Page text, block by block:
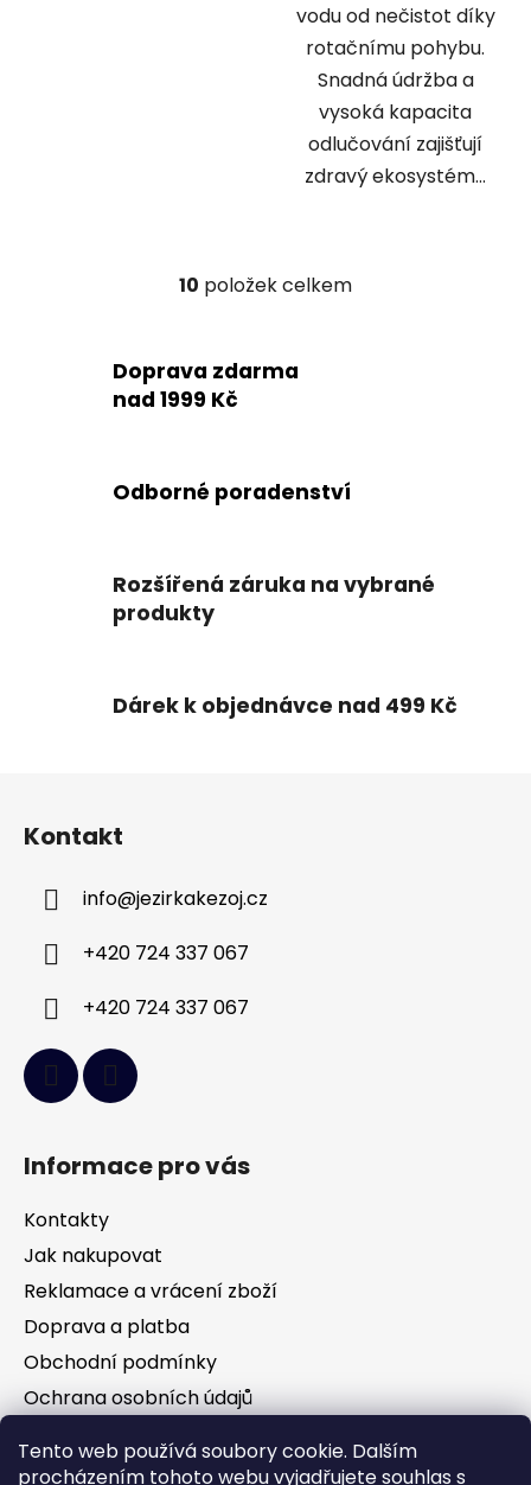
Tento web používá soubory cookie. Dalším
procházením tohoto webu vyjadřujete souhlas s
vodu od nečistot díky
rotačnímu pohybu.
Snadná údržba a
vysoká kapacita
odlučování zajišťují
zdravý ekosystém...
O
á
í
p
k
i
10 položek celkem
Doprava zdarma
nad 1999 Kč
Odborné poradenství
Rozšířená záruka na vybrané
produkty
Dárek k objednávce nad 499 Kč
Kontakt
info@jezirkakezoj.cz
+420 724 337 067
+420 724 337 067
Informace pro vás
Kontakty
Jak nakupovat
Reklamace a vrácení zboží
Doprava a platba
Obchodní podmínky
Ochrana osobních údajů